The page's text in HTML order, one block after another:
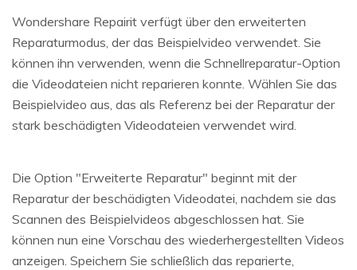
Wondershare Repairit verfügt über den erweiterten
Reparaturmodus, der das Beispielvideo verwendet. Sie
können ihn verwenden, wenn die Schnellreparatur-Option
die Videodateien nicht reparieren konnte. Wählen Sie das
Beispielvideo aus, das als Referenz bei der Reparatur der
stark beschädigten Videodateien verwendet wird.
Die Option "Erweiterte Reparatur" beginnt mit der
Reparatur der beschädigten Videodatei, nachdem sie das
Scannen des Beispielvideos abgeschlossen hat. Sie
können nun eine Vorschau des wiederhergestellten Videos
anzeigen. Speichern Sie schließlich das reparierte,